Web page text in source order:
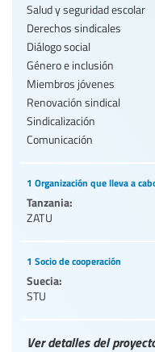
Salud y seguridad escolar
Derechos sindicales
Diálogo social
Género e inclusión
Miembros jóvenes
Renovación sindical
Sindicalización
Comunicación
1 Organización que lleva a
Tanzania:
ZATU
1 Socio de cooperación
Suecia:
STU
Ver detalles del